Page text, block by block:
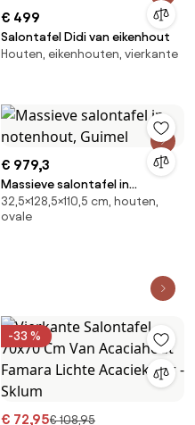
€ 499
Salontafel Didi van eikenhout
Houten, eikenhouten, vierkante
€ 979,3
Massieve salontafel in
notenhout, Guimel
32,5×128,5×110,5 cm, houten,
ovale
-33 %
€ 72,95€ 108,95